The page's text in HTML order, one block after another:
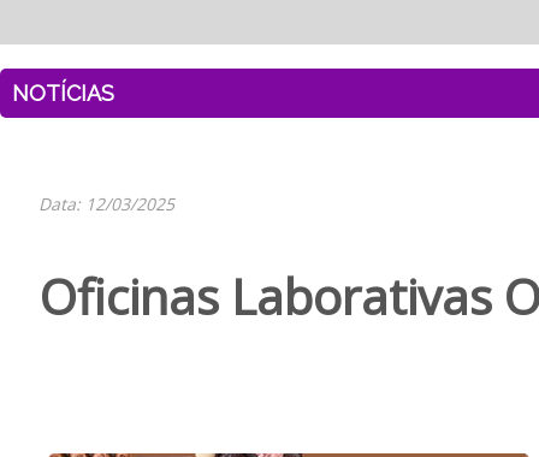
NOTÍCIAS
Data: 12/03/2025
Oficinas Laborativas